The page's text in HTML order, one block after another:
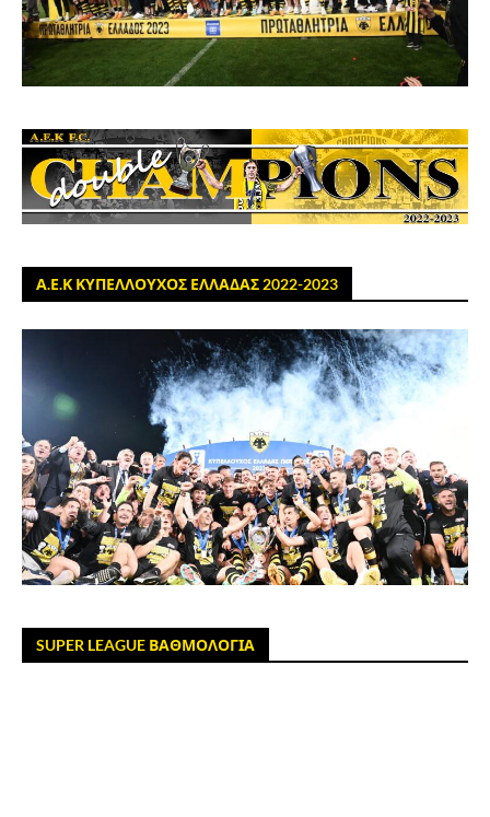
Α.Ε.Κ ΚΥΠΕΛΛΟΥΧΟΣ ΕΛΛΑΔΑΣ 2022-2023
SUPER LEAGUE ΒΑΘΜΟΛΟΓΙΑ